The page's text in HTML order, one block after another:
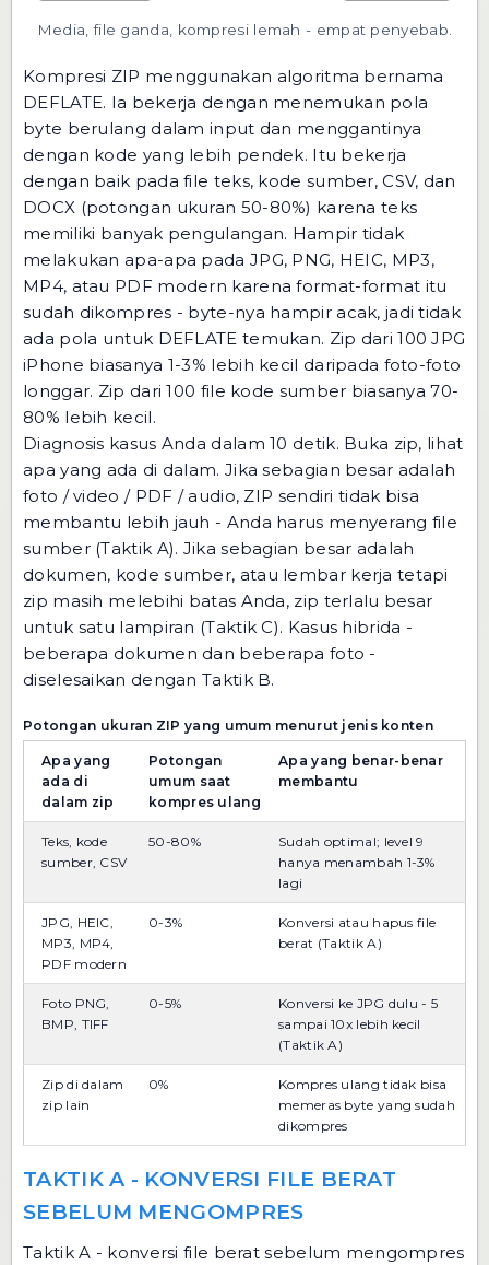
Media, file ganda, kompresi lemah - empat penyebab.
Kompresi ZIP menggunakan algoritma bernama
DEFLATE. Ia bekerja dengan menemukan pola
byte berulang dalam input dan menggantinya
dengan kode yang lebih pendek. Itu bekerja
dengan baik pada file teks, kode sumber, CSV, dan
DOCX (potongan ukuran 50-80%) karena teks
memiliki banyak pengulangan. Hampir tidak
melakukan apa-apa pada JPG, PNG, HEIC, MP3,
MP4, atau PDF modern karena format-format itu
sudah dikompres - byte-nya hampir acak, jadi tidak
ada pola untuk DEFLATE temukan. Zip dari 100 JPG
iPhone biasanya 1-3% lebih kecil daripada foto-foto
longgar. Zip dari 100 file kode sumber biasanya 70-
80% lebih kecil.
Diagnosis kasus Anda dalam 10 detik. Buka zip, lihat
apa yang ada di dalam. Jika sebagian besar adalah
foto / video / PDF / audio, ZIP sendiri tidak bisa
membantu lebih jauh - Anda harus menyerang file
sumber (Taktik A). Jika sebagian besar adalah
dokumen, kode sumber, atau lembar kerja tetapi
zip masih melebihi batas Anda, zip terlalu besar
untuk satu lampiran (Taktik C). Kasus hibrida -
beberapa dokumen dan beberapa foto -
diselesaikan dengan Taktik B.
Potongan ukuran ZIP yang umum menurut jenis konten
Apa yang
ada di
dalam zip
Potongan
umum saat
kompres ulang
Apa yang benar-benar
membantu
Teks, kode
sumber, CSV
50-80%
Sudah optimal; level 9
hanya menambah 1-3%
lagi
JPG, HEIC,
MP3, MP4,
PDF modern
0-3%
Konversi atau hapus file
berat (Taktik A)
Foto PNG,
BMP, TIFF
0-5%
Konversi ke JPG dulu - 5
sampai 10x lebih kecil
(Taktik A)
Zip di dalam
zip lain
0%
Kompres ulang tidak bisa
memeras byte yang sudah
dikompres
TAKTIK A - KONVERSI FILE BERAT
SEBELUM MENGOMPRES
Taktik A - konversi file berat sebelum mengompres